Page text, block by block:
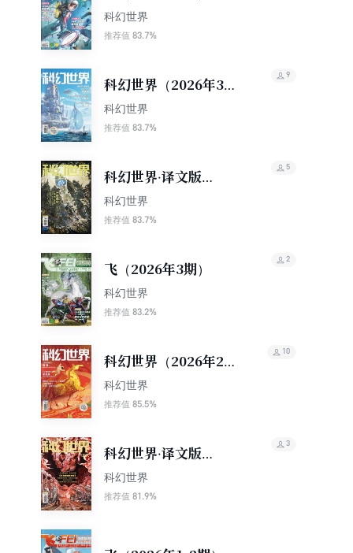
科幻世界
推荐值 83.7%
科幻世界（2026年3
期）
科幻世界
推荐值 83.7%
9
科幻世界·译文版
（2026年3期）
科幻世界
推荐值 83.7%
5
飞（2026年3期）
科幻世界
推荐值 83.2%
2
科幻世界（2026年2
期）
科幻世界
推荐值 85.5%
10
科幻世界·译文版
（2026年2期）
科幻世界
推荐值 81.9%
3